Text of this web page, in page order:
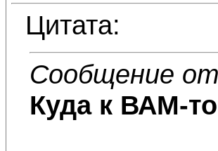
Цитата:
Сообщение
Куда к ВАМ-